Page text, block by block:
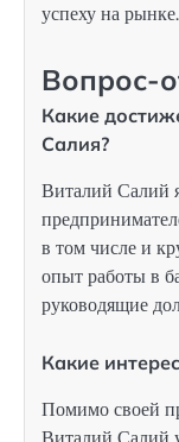
успеху на рынке.
Вопрос-
Какие
Салия?
Виталий Салий
в том числе и
опыт работы в
руководящие
Какие
Помимо своей